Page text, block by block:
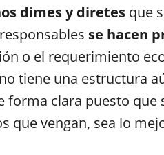
dimes y diretes que
se hacen
o el requerimiento
tiene una estructura
forma clara puesto que
que vengan, sea lo